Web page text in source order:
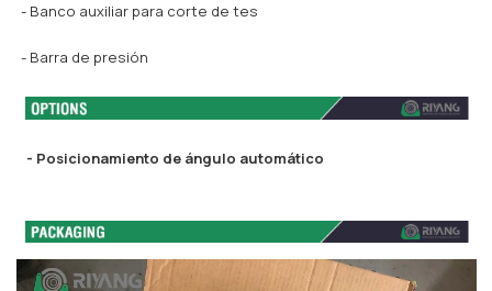
- Banco auxiliar para corte de tes
- Barra de presión
- Posicionamiento de ángulo automático